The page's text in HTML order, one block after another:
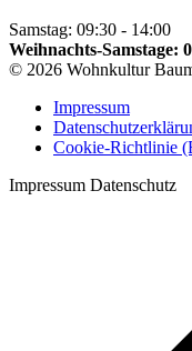
Samstag: 09:30 - 14:00
Weihnachts-Samstage:
© 2026 Wohnkultur
Impressum
Cookie-Richtlinie
Impressum Datenschutz